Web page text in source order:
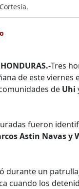
Tres
de este viernes
de Uhi
fueron
Astin Navas y
durante un
cuando los